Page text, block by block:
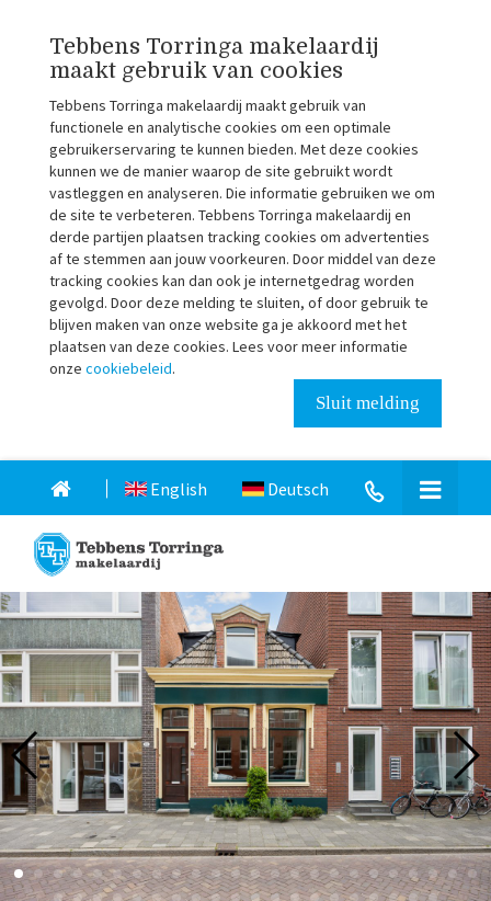
Tebbens Torringa makelaardij
maakt gebruik van cookies
Tebbens Torringa makelaardij maakt gebruik van
functionele en analytische cookies om een optimale
gebruikerservaring te kunnen bieden. Met deze cookies
kunnen we de manier waarop de site gebruikt wordt
vastleggen en analyseren. Die informatie gebruiken we om
de site te verbeteren. Tebbens Torringa makelaardij en
derde partijen plaatsen tracking cookies om advertenties
af te stemmen aan jouw voorkeuren. Door middel van deze
tracking cookies kan dan ook je internetgedrag worden
gevolgd. Door deze melding te sluiten, of door gebruik te
blijven maken van onze website ga je akkoord met het
plaatsen van deze cookies. Lees voor meer informatie
onze cookiebeleid.
Sluit melding
English Deutsch